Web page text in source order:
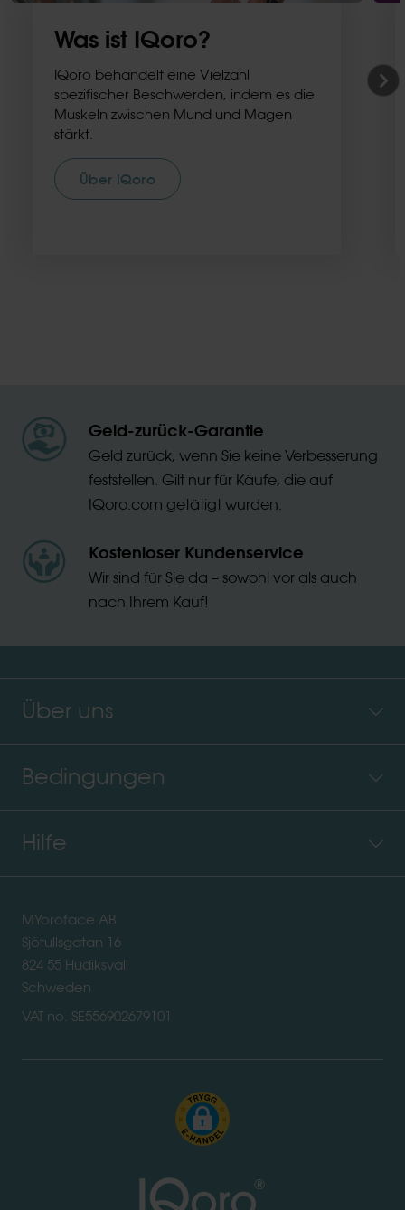
Was ist IQoro?
IQoro behandelt eine Vielzahl
spezifischer Beschwerden, indem es die
Muskeln zwischen Mund und Magen
stärkt.
Über IQoro
Geld-zurück-Garantie
Geld zurück, wenn Sie keine Verbesserung
feststellen. Gilt nur für Käufe, die auf
IQoro.com getätigt wurden.
Kostenloser Kundenservice
Wir sind für Sie da – sowohl vor als auch
nach Ihrem Kauf!
Über uns
Bedingungen
Hilfe
MYoroface AB
Sjötullsgatan 16
824 55 Hudiksvall
Schweden
VAT no. SE556902679101